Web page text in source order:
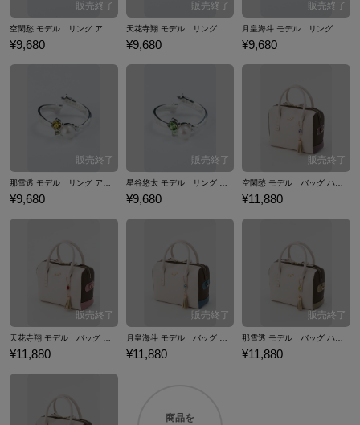
¥9,680 ¥9,680 ¥9,680
那雪透 モデル リング アクセサリー スタミュ
¥9,680
星谷悠太 モデル リング アクセサリー スタミュ
¥9,680
空閑愁 モデル バッグ ハンドバッグ スタミュ
¥11,880
¥11,880 ¥11,880 ¥11,880
商品を